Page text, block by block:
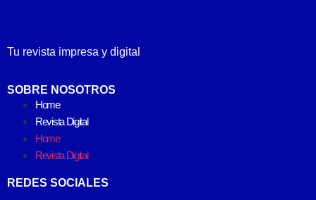
Tu revista impresa y digital
SOBRE NOSOTROS
Home
Revista Digital
Home
Revista Digital
REDES SOCIALES